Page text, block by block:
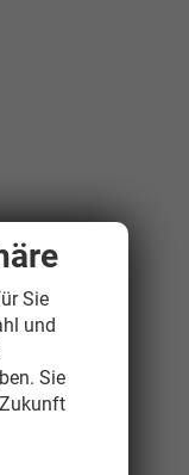
Sie
und
Sie